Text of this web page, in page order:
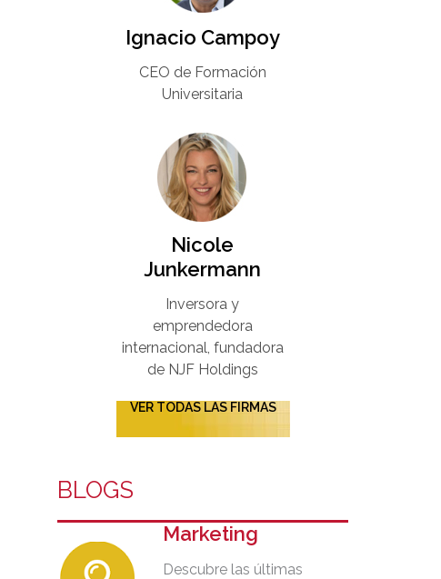
Ignacio Campoy​
CEO de Formación
Universitaria​
Nicole
Junkermann​
Inversora y
emprendedora
internacional, fundadora
de NJF Holdings
VER TODAS LAS FIRMAS
BLOGS
Marketing
Descubre las últimas